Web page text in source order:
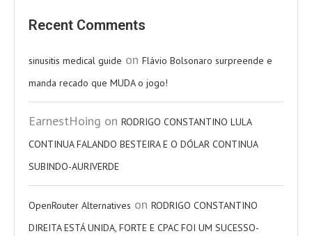
Recent Comments
sinusitis medical guide on Flávio Bolsonaro surpreende e
manda recado que MUDA o jogo!
EarnestHoing on RODRIGO CONSTANTINO LULA
CONTINUA FALANDO BESTEIRA E O DÓLAR CONTINUA
SUBINDO-AURIVERDE
OpenRouter Alternatives on RODRIGO CONSTANTINO
DIREITA ESTÁ UNIDA, FORTE E CPAC FOI UM SUCESSO-